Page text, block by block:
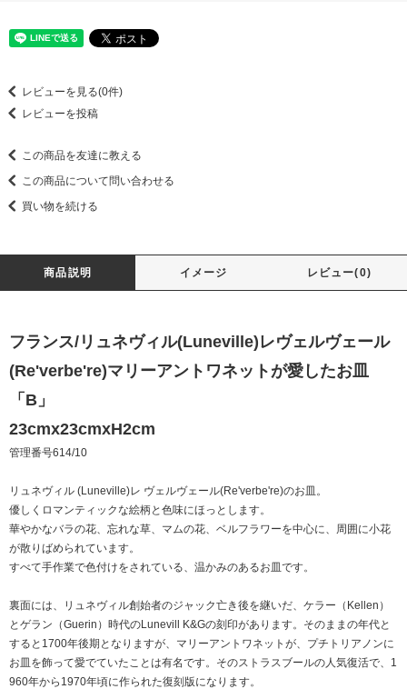
レビューを見る(0件)
レビューを投稿
この商品を友達に教える
この商品について問い合わせる
買い物を続ける
商品説明 イメージ レビュー(0)
フランス/リュネヴィル(Luneville)レヴェルヴェール
(Re'verbe're)マリーアントワネットが愛したお皿
「B」
23cmx23cmxH2cm
管理番号614/10
リュネヴィル (Luneville)レ ヴェルヴェール(Re'verbe're)のお皿。
優しくロマンティックな絵柄と色味にほっとします。
華やかなバラの花、忘れな草、マムの花、ベルフラワーを中心に、周囲に小花
が散りばめられています。
すべて手作業で色付けをされている、温かみのあるお皿です。
裏面には、リュネヴィル創始者のジャック亡き後を継いだ、ケラー（Kellen）
とゲラン（Guerin）時代のLunevill K&Gの刻印があります。そのままの年代と
すると1700年後期となりますが、マリーアントワネットが、プチトリアノンに
お皿を飾って愛でていたことは有名です。そのストラスブールの人気復活で、1
960年から1970年頃に作られた復刻版になります。